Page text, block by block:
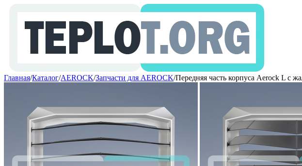
Главная/Каталог/AEROCK/Запчасти для AEROCK/Передняя часть корпуса Aerock L с